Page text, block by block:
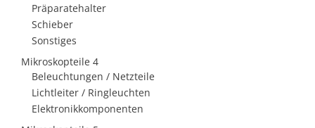
Präparatehalter
Schieber
Sonstiges
Mikroskopteile 4
Beleuchtungen / Netzteile
Lichtleiter / Ringleuchten
Elektronikkomponenten